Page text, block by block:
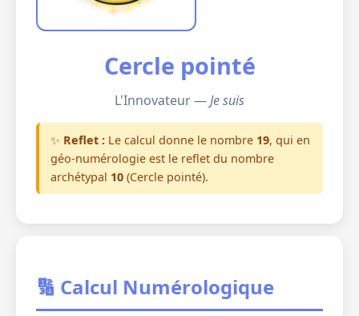
Cercle pointé
L'Innovateur —Je suis
✨ Reflet : Le calcul donne le nombre 19, qui en
géo-numérologie est le reflet du nombre
archétypal 10 (Cercle pointé).
🔢 Calcul Numérologique